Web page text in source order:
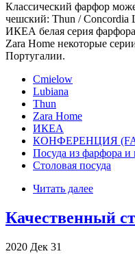
Классический фарфор
чешский: Thun / Concordia
ИКЕА белая серия
Zara Home некоторые
Португалии.
Cmielow
Lubiana
Thun
Zara Home
ИКЕА
КОНФЕРЕНЦИЯ
Посуда из фарфора и
Столовая посуда
Читать далее
Качественный
2020 Дек 31